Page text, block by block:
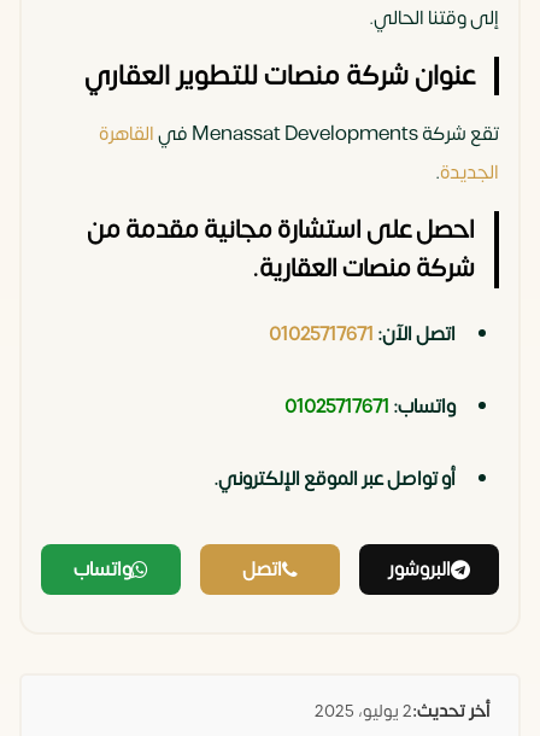
إلى وقتنا الحالي.
عنوان شركة منصات للتطوير العقاري
تقع شركة Menassat Developments في
القاهرة
الجديدة.
احصل على استشارة مجانية مقدمة من
شركة منصات العقارية.
اتصل الآن:01025717671
واتساب:01025717671
أو تواصل عبر الموقع الإلكتروني.
البروشور اتصل واتساب
أخر تحديث:2 يوليو، 2025